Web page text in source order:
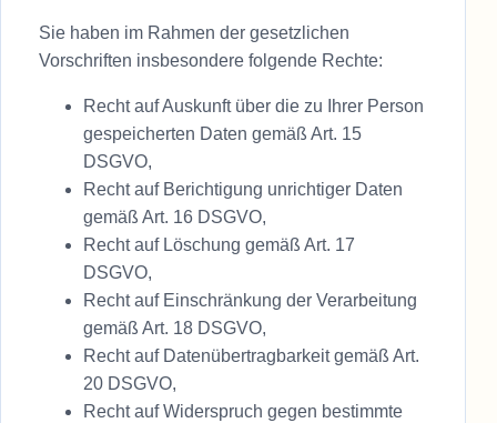
Sie haben im Rahmen der gesetzlichen
Vorschriften insbesondere folgende Rechte:
Recht auf Auskunft über die zu Ihrer Person
gespeicherten Daten gemäß Art. 15
DSGVO,
Recht auf Berichtigung unrichtiger Daten
gemäß Art. 16 DSGVO,
Recht auf Löschung gemäß Art. 17
DSGVO,
Recht auf Einschränkung der Verarbeitung
gemäß Art. 18 DSGVO,
Recht auf Datenübertragbarkeit gemäß Art.
20 DSGVO,
Recht auf Widerspruch gegen bestimmte